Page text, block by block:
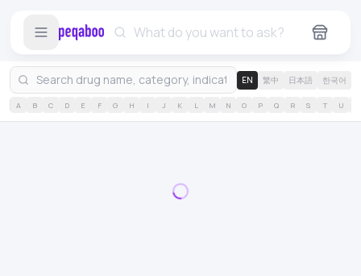
EN 繁中 日本語 한국어
A B C D E F G H I J K L M N O P Q R S T U